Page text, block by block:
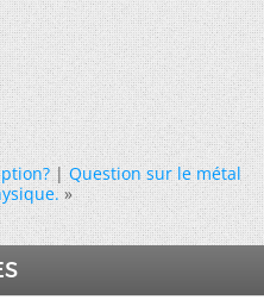
|Question sur le métal
»